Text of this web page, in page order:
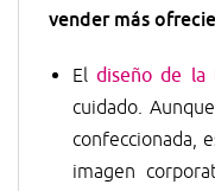
vender más
Eldiseño de la
cuidado.
confeccionada,
imagen